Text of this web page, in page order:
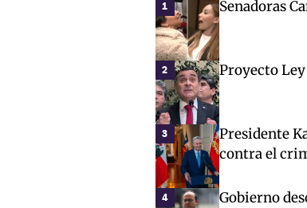
1 Senadoras
2 Proyecto
3
Presidente
contra el
4 Gobierno